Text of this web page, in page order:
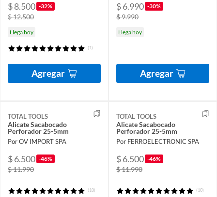
$ 8.500 -32%
$ 12.500
Llega hoy
(1)
Agregar
$ 6.990 -30%
$ 9.990
Llega hoy
Agregar
TOTAL TOOLS
Alicate Sacabocado
Perforador 25-5mm
Por OV IMPORT SPA
$ 6.500 -46%
$ 11.990
(10)
TOTAL TOOLS
Alicate Sacabocado
Perforador 25-5mm
Por FERROELECTRONIC SPA
$ 6.500 -46%
$ 11.990
(10)